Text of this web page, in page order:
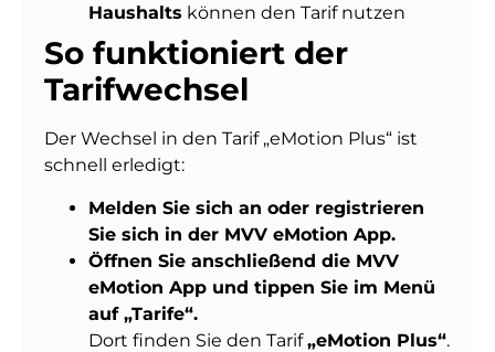
Haushalts können den Tarif nutzen
So funktioniert der
Tarifwechsel
Der Wechsel in den Tarif „eMotion Plus“ ist
schnell erledigt:
Melden Sie sich an oder registrieren
Sie sich in der MVV eMotion App.
Öffnen Sie anschließend die MVV
eMotion App und tippen Sie im Menü
auf „Tarife“.
Dort finden Sie den Tarif„eMotion Plus“.